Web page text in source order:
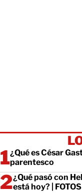
¿Qué es César
parentesco
¿Qué pasó con
está hoy? | FOTOS